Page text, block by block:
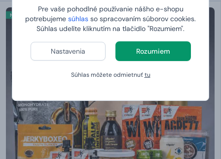
Pre vaše pohodlné používanie nášho e-shopu
potrebujeme súhlas so spracovaním súborov cookies.
Súhlas udelíte kliknutím na tlačidlo "Rozumiem".
Nastavenia Rozumiem
Súhlas môžete odmietnuťtu
Novinka